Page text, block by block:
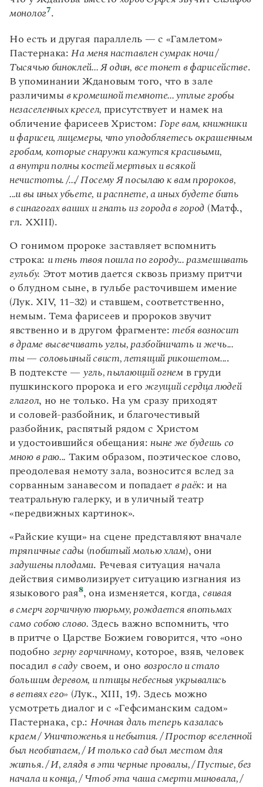
монолог7.
Но есть и другая параллель — с «Гамлетом»
Пастернака:На меня наставлен сумрак ночи /
Тысячью биноклей... Я один, все тонет в фарисействе.
В упоминании Ждановым того, что в зале
различимы в кромешной темноте... утлые гробы
незаселенных кресел, присутствует и намек на
обличение фарисеев Христом: Горе вам, книжники
и фарисеи, лицемеры, что уподобляетесь окрашенным
гробам, которые снаружи кажутся красивыми,
а внутри полны костей мертвых и всякой
нечистоты. /.../ Посему Я посылаю к вам пророков,
...и вы иных убьете, и распнете, а иных будете бить
в синагогах ваших и гнать из города в город (Матф.,
гл. XXIII).
О гонимом пророке заставляет вспомнить
строка: и тень твоя пошла по городу... размешивать
гульбу. Этот мотив дается сквозь призму притчи
о блудном сыне, в гульбе расточившем имение
(Лук. XIV, 11–32) и ставшем, соответственно,
немым. Тема фарисеев и пророков звучит
явственно и в другом фрагменте:тебя возносит
в драме высвечивать углы, разбойничать и жечь...
ты — соловьиный свист, летящий рикошетом....
В подтексте — угль, пылающий огнемв груди
пушкинского пророка и егожгущий сердца людей
глагол, но не только. На ум сразу приходят
и соловей-разбойник, и благочестивый
разбойник, распятый рядом с Христом
и удостоившийся обещания:ныне же будешь со
мною в раю... Таким образом, поэтическое слово,
преодолевая немоту зала, возносится вслед за
сорванным занавесом и попадает в раёк: и на
театральную галерку, и в уличный театр
«передвижных картинок».
«Райские кущи» на сцене представляют вначале
тряпичные сады(побитый молью хлам), они
задушены плодами. Речевая ситуация начала
действия символизирует ситуацию изгнания из
языкового рая8, она изменяется, когда, свивая
в смерч горчичную тюрьму, рождается впотьмах
само собою слово. Здесь важно вспомнить, что
в притче о Царстве Божием говорится, что «оно
подобно зерну горчичному, которое, взяв, человек
посадил в садусвоем, и оно возросло и стало
большим деревом, и птицы небесныя укрывались
в ветвях его» (Лук., XIII, 19). Здесь можно
усмотреть диалог и с «Гефсиманским садом»
Пастернака, ср.: Ночная даль теперь казалась
краем / Уничтоженья и небытия. / Простор вселенной
был необитаем, / И только сад был местом для
житья. / И, глядя в эти черные провалы, / Пустые, без
начала и конца, / Чтоб эта чаша смерти миновала, /